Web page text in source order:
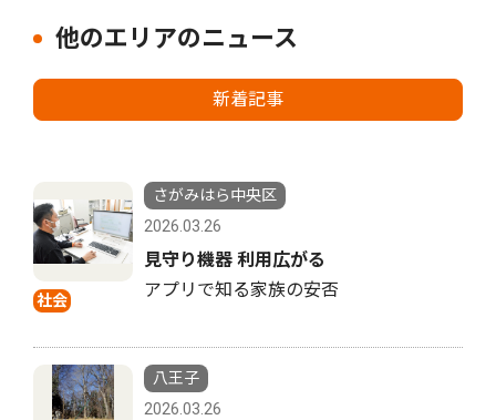
他のエリアのニュース
新着記事
社会
さがみはら中央区
2026.03.26
見守り機器 利用広がる
アプリで知る家族の安否
八王子
2026.03.26